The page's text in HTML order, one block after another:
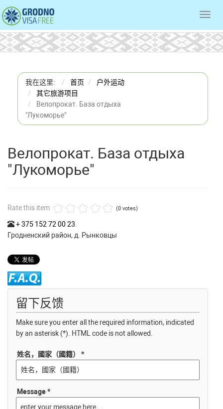
我在这里: 首页
户外运动
其它旅游项目
Велопрокат. База отдыха
"Лукоморье"
Велопрокат. База отдыха
"Лукоморье"
Rate this item (0 votes)
+ 375 152 72 00 23
Гродненский район, д. Рынковцы
留下反馈
Make sure you enter all the required information, indicated
by an asterisk (*). HTML code is not allowed.
姓名，國家（國籍） *
Message *